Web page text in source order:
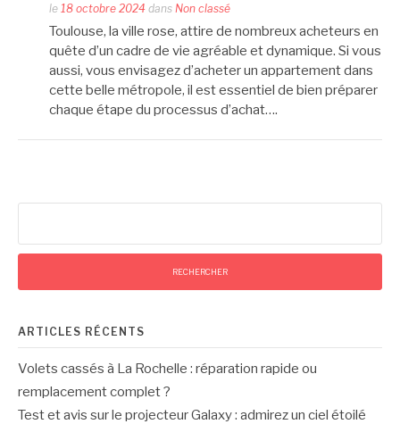
le 18 octobre 2024 dans Non classé
Toulouse, la ville rose, attire de nombreux acheteurs en
quête d’un cadre de vie agréable et dynamique. Si vous
aussi, vous envisagez d’acheter un appartement dans
cette belle métropole, il est essentiel de bien préparer
chaque étape du processus d’achat….
ARTICLES RÉCENTS
Volets cassés à La Rochelle : réparation rapide ou
remplacement complet ?
Test et avis sur le projecteur Galaxy : admirez un ciel étoilé